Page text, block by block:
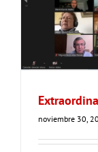
noviembre 30,